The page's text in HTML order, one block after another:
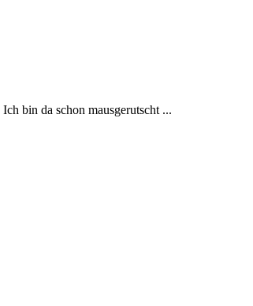
Ich bin da schon mausgerutscht ...